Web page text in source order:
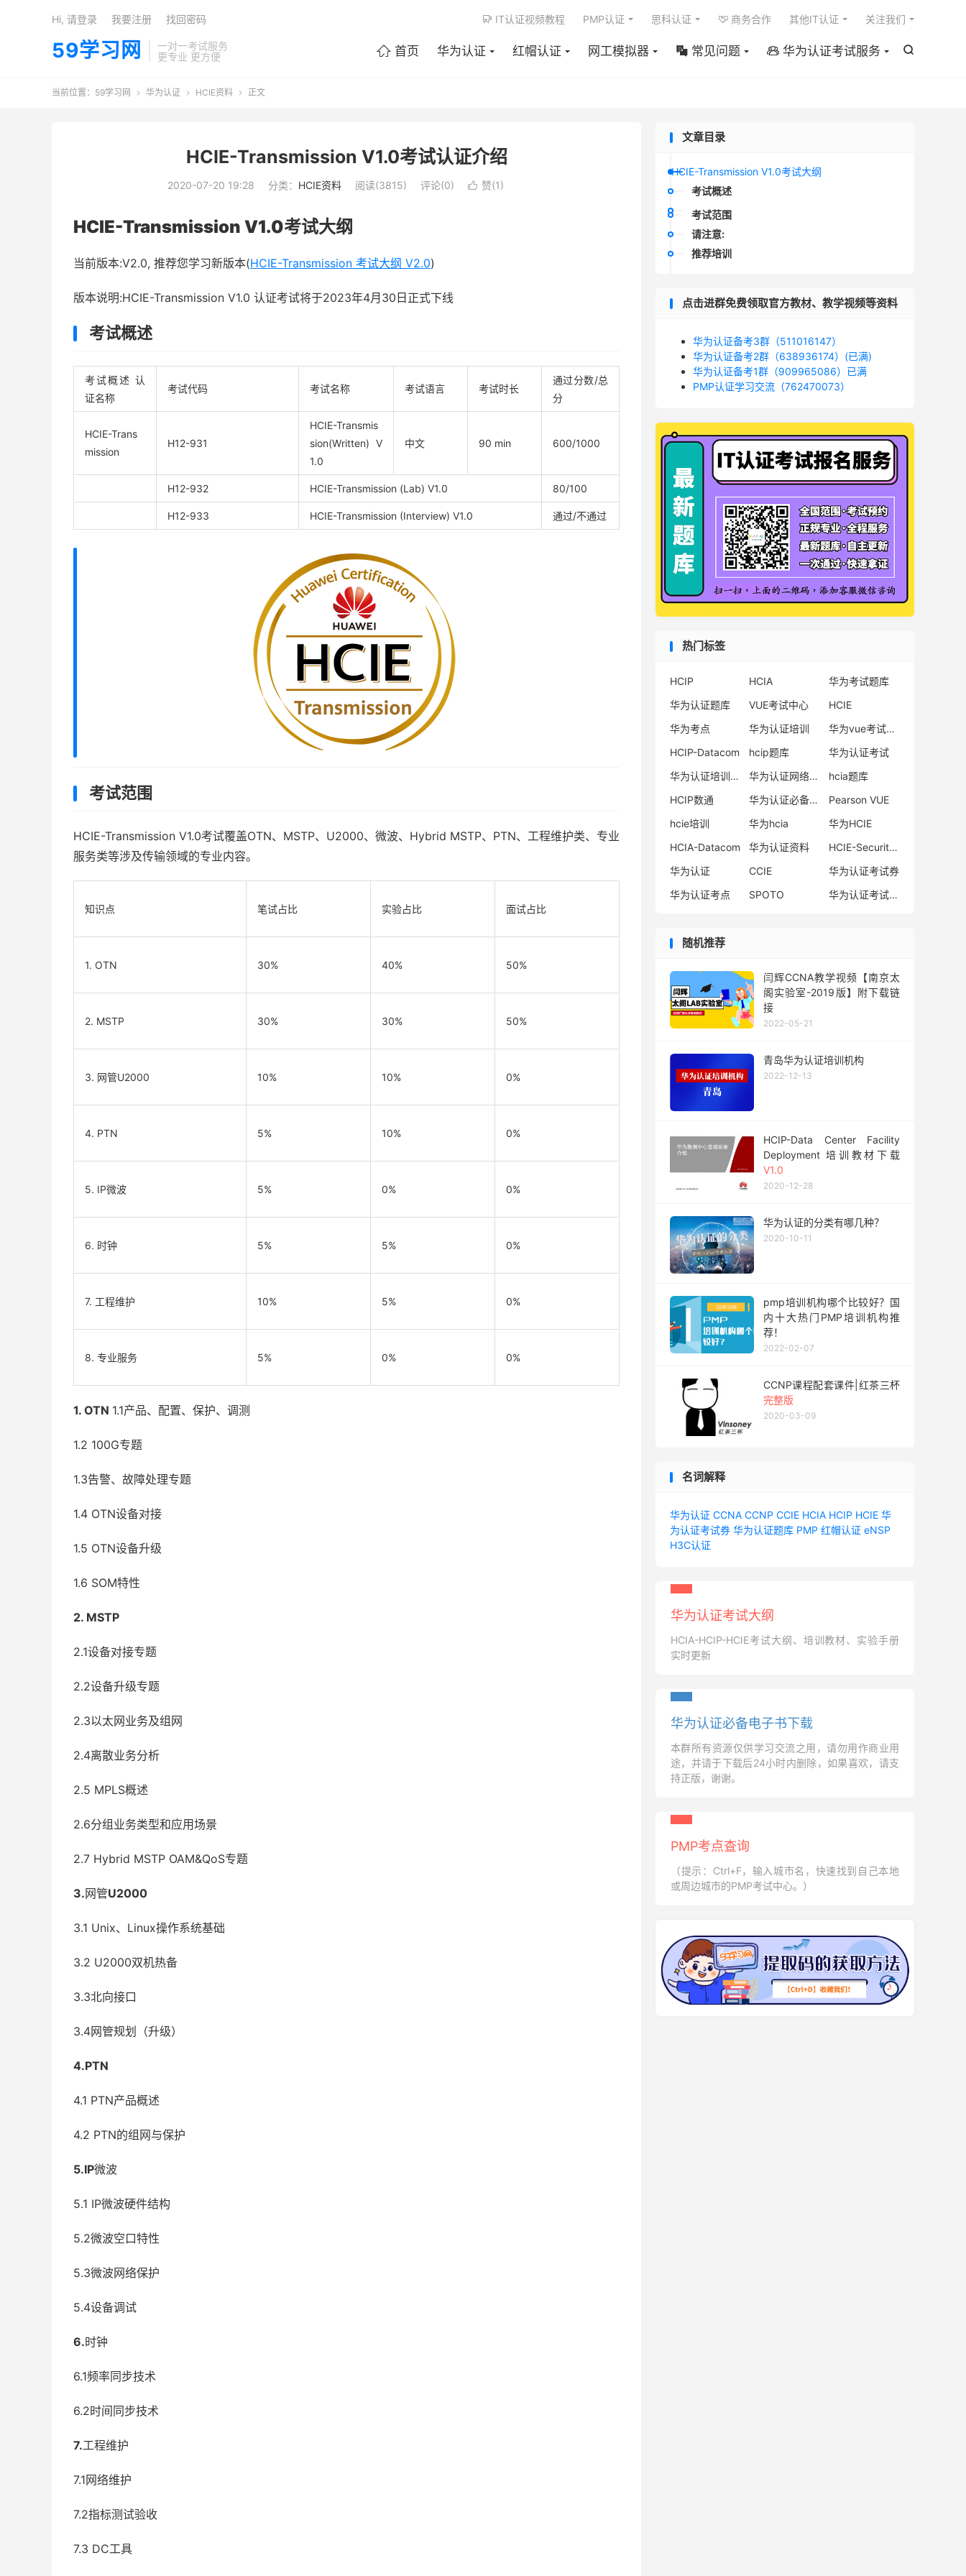
59学习网
一对一考试服务
更专业 更方便

 首页 华为认证 红帽认证 网工模拟器  常见问题  华为认证考试服务
 IT认证视频教程 PMP认证 思科认证  商务合作 其他IT认证 关注我们
Hi, 请登录 我要注册 找回密码
当前位置： 59学习网  华为认证  HCIE资料  正文
HCIE-Transmission V1.0考试认证介绍
2020-07-20 19:28 分类： HCIE资料 阅读(3815) 评论(0)  赞(1)
HCIE-Transmission V1.0考试大纲
当前版本:V2.0, 推荐您学习新版本(HCIE-Transmission 考试大纲 V2.0)
版本说明:HCIE-Transmission V1.0 认证考试将于2023年4月30日正式下线
考试概述
考试概述 认
证名称
考试代码 考试名称 考试语言 考试时长
通过分数/总
分
HCIE-Trans
mission
H12-931
HCIE-Transmis
sion(Written) V
1.0
中文 90 min 600/1000
H12-932 HCIE-Transmission (Lab) V1.0 80/100
H12-933 HCIE-Transmission (Interview) V1.0 通过/不通过
考试范围
HCIE-Transmission V1.0考试覆盖OTN、MSTP、U2000、微波、Hybrid MSTP、PTN、工程维护类、专业
服务类等涉及传输领域的专业内容。
知识点 笔试占比 实验占比 面试占比
1. OTN 30% 40% 50%
2. MSTP 30% 30% 50%
3. 网管U2000 10% 10% 0%
4. PTN 5% 10% 0%
5. IP微波 5% 0% 0%
6. 时钟 5% 5% 0%
7. 工程维护 10% 5% 0%
8. 专业服务 5% 0% 0%
1. OTN 1.1产品、配置、保护、调测
1.2 100G专题
1.3告警、故障处理专题
1.4 OTN设备对接
1.5 OTN设备升级
1.6 SOM特性
2. MSTP
2.1设备对接专题
2.2设备升级专题
2.3以太网业务及组网
2.4离散业务分析
2.5 MPLS概述
2.6分组业务类型和应用场景
2.7 Hybrid MSTP OAM&QoS专题
3.网管U2000
3.1 Unix、Linux操作系统基础
3.2 U2000双机热备
3.3北向接口
3.4网管规划（升级）
4.PTN
4.1 PTN产品概述
4.2 PTN的组网与保护
5.IP微波
5.1 IP微波硬件结构
5.2微波空口特性
5.3微波网络保护
5.4设备调试
6.时钟
6.1频率同步技术
6.2时间同步技术
7.工程维护
7.1网络维护
7.2指标测试验收
7.3 DC工具
文章目录
HCIE-Transmission V1.0考试大纲
考试概述
考试范围
请注意:
推荐培训
点击进群免费领取官方教材、教学视频等资料
华为认证备考3群（511016147）
华为认证备考2群（638936174）(已满)
华为认证备考1群（909965086）已满
PMP认证学习交流（762470073）
热门标签
HCIP HCIA
华为考试题库
华为认证题库
VUE考试中心
HCIE
华为考点
华为认证培训
华为vue考试中心
HCIP-Datacom
hcip题库
华为认证考试
华为认证培训机构
华为认证网络工程师
hcia题库
HCIP数通
华为认证必备电子书系列
Pearson VUE
hcie培训
华为hcia
华为HCIE
HCIA-Datacom
华为认证资料
HCIE-Security备考指南
华为认证
CCIE
华为认证考试券
华为认证考点
SPOTO 华为认证考试费用
随机推荐
闫辉CCNA教学视频【南京太
阁实验室-2019版】附下载链
接
2022-05-21
青岛华为认证培训机构
2022-12-13
HCIP-Data Center Facility
Deployment 培训教材下载
V1.0
2020-12-28
华为认证的分类有哪几种？
2020-10-11
pmp培训机构哪个比较好？国
内十大热门PMP培训机构推
荐！
2022-02-07
CCNP课程配套课件|红茶三杯
完整版
2020-03-09
名词解释
华为认证 CCNA CCNP CCIE HCIA HCIP HCIE 华
为认证考试券 华为认证题库 PMP 红帽认证 eNSP
H3C认证
华为认证考试大纲
HCIA-HCIP-HCIE考试大纲、培训教材、实验手册
实时更新
华为认证必备电子书下载
本群所有资源仅供学习交流之用，请勿用作商业用
途，并请于下载后24小时内删除，如果喜欢，请支
持正版，谢谢。
PMP考点查询
（提示：Ctrl+F，输入城市名，快速找到自己本地
或周边城市的PMP考试中心。）